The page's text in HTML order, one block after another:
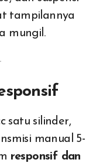
tampilannya
mungil.
satu silinder,
manual 5-
responsif dan